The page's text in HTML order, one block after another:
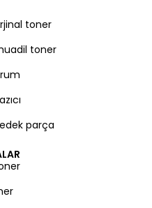
toner
toner
parça